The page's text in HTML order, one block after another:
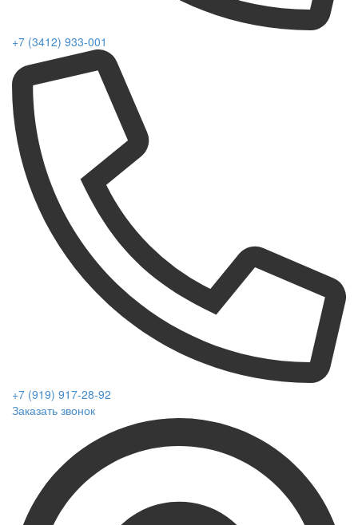
+7 (3412) 933-001
+7 (919) 917-28-92
Заказать звонок